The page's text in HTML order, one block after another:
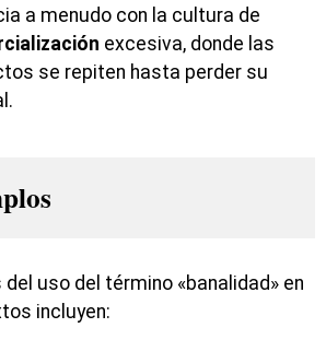
a menudo con la cultura de
excesiva, donde las
se repiten hasta perder su
uso del término «banalidad» en
incluyen: